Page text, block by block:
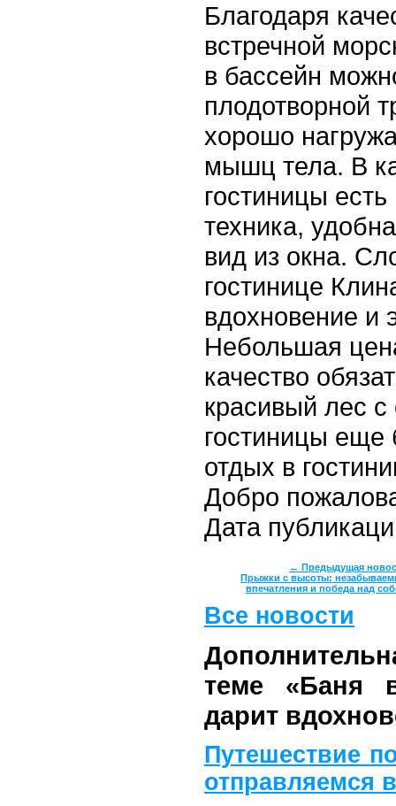
Благодаря
встречной
в бассейн
плодотворной
хорошо
мышц тела. В
гостиницы
техника,
вид из окна.
гостинице
вдохновение и
Небольшая
качество
красивый лес
гостиницы еще
отдых в
Добро
Дата
← Предыдущая
Прыжки с высоты:
впечатления и победа над
Все новости
теме «Баня
дарит
Путешествие
отправляемся